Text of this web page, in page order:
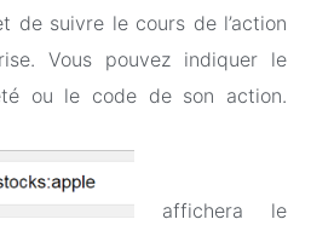
de suivre le cours de l’action
Vous pouvez indiquer le
ou le code de son action.
affichera le